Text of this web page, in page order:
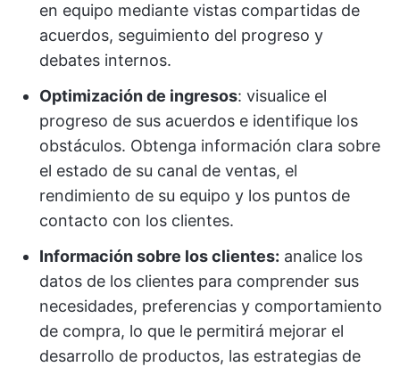
en equipo mediante vistas compartidas de
acuerdos, seguimiento del progreso y
debates internos.
Optimización de ingresos: visualice el
progreso de sus acuerdos e identifique los
obstáculos. Obtenga información clara sobre
el estado de su canal de ventas, el
rendimiento de su equipo y los puntos de
contacto con los clientes.
Información sobre los clientes: analice los
datos de los clientes para comprender sus
necesidades, preferencias y comportamiento
de compra, lo que le permitirá mejorar el
desarrollo de productos, las estrategias de